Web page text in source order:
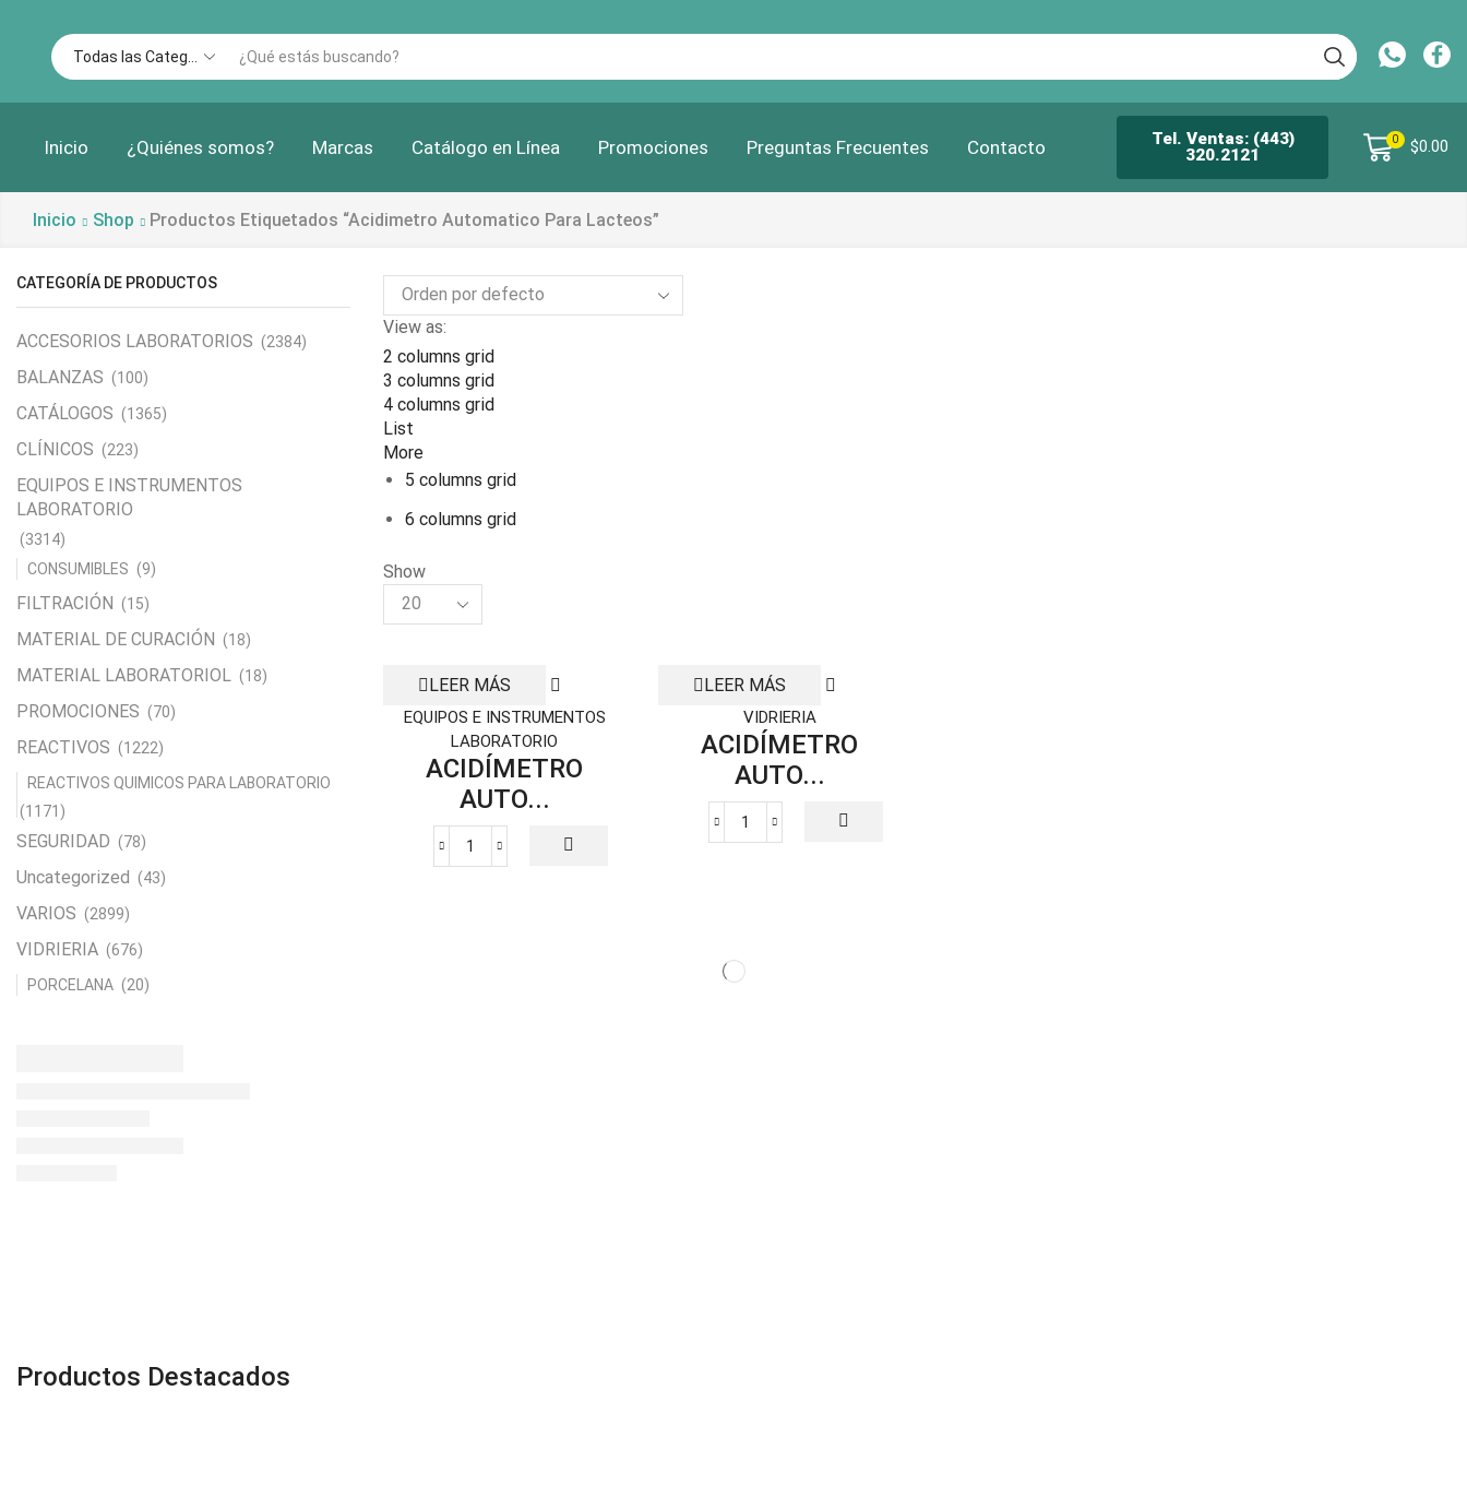
Inicio ¿Quiénes somos? Marcas Catálogo en Línea Promociones Preguntas Frecuentes Contacto
Tel. Ventas: (443)
320.2121
0 $0.00
Inicio Shop Productos Etiquetados “acidimetro Automatico Para Lacteos”
View as:
2 columns grid
3 columns grid
4 columns grid
List
More
5 columns grid
6 columns grid
Show
Products
per
LEER MÁS
EQUIPOS E INSTRUMENTOS
LABORATORIO
ACIDÍMETRO
AUTO...
ACIDÍMETRO
LEER MÁS
VIDRIERIA
ACIDÍMETRO
AUTO...
ACIDÍMETRO
cantidad
CATEGORÍA DE PRODUCTOS
ACCESORIOS LABORATORIOS (2384)
BALANZAS (100)
CATÁLOGOS (1365)
CLÍNICOS (223)
EQUIPOS E INSTRUMENTOS
LABORATORIO
(3314)
CONSUMIBLES (9)
FILTRACIÓN (15)
MATERIAL DE CURACIÓN (18)
MATERIAL LABORATORIOL (18)
PROMOCIONES (70)
REACTIVOS (1222)
REACTIVOS QUIMICOS PARA LABORATORIO
(1171)
SEGURIDAD (78)
Uncategorized (43)
VARIOS (2899)
VIDRIERIA (676)
PORCELANA (20)
Productos Destacados